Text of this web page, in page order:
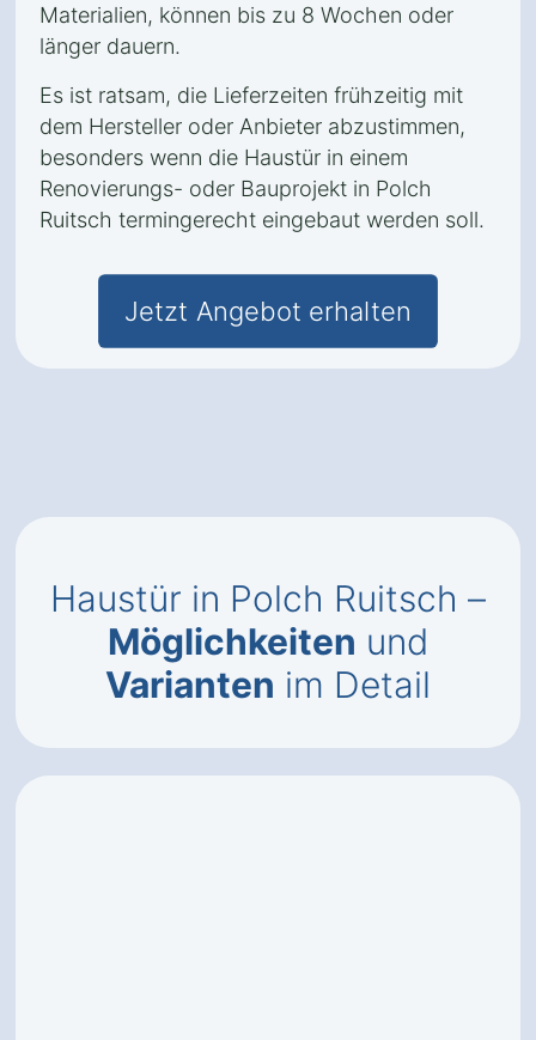
Materialien, können bis zu 8 Wochen oder
länger dauern.
Es ist ratsam, die Lieferzeiten frühzeitig mit
dem Hersteller oder Anbieter abzustimmen,
besonders wenn die Haustür in einem
Renovierungs- oder Bauprojekt in Polch
Ruitsch termingerecht eingebaut werden soll.
Jetzt Angebot erhalten
Haustür in Polch Ruitsch –
Möglichkeiten und
Varianten im Detail